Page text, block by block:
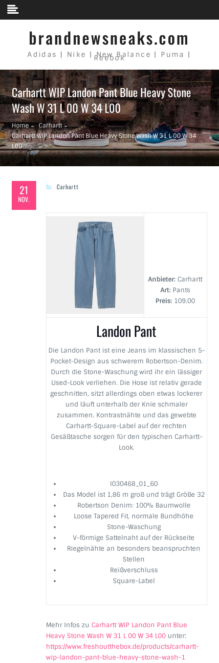
Skip to content
brandnewsneaks.com
Adidas | Nike | New Balance | Puma |
Reebok
Carhartt WIP Landon Pant Blue Heavy Stone
Wash W 31 L 00 W 34 L00
Home
Carhartt
Carhartt WIP Landon Pant Blue Heavy Stone Wash W 31 L 00 W 34
L00
21
NOV.
Carhartt
Anbieter: Carhartt
Art: Pants
Preis: 109.00
Landon Pant
Die Landon Pant ist eine Jeans im klassischen 5-
Pocket-Design aus schwerem Robertson-Denim.
Durch die Stone-Waschung wird ihr ein lässiger
Used-Look verliehen. Die Hose ist relativ gerade
geschnitten, sitzt allerdings oben etwas lockerer
und läuft unterhalb der Knie schmaler
zusammen. Kontrastnähte und das gewebte
Carhartt-Square-Label auf der rechten
Gesäßtasche sorgen für den typischen Carhartt-
Look.
I030468_01_60
Das Model ist 1,86 m groß und trägt Größe 32
Robertson Denim: 100% Baumwolle
Loose Tapered Fit, normale Bundhöhe
Stone-Waschung
V-förmige Sattelnaht auf der Rückseite
Riegelnähte an besonders beanspruchten
Stellen
Reißverschluss
Square-Label
Mehr Infos zu Carhartt WIP Landon Pant Blue
Heavy Stone Wash W 31 L 00 W 34 L00 unter:
https://www.freshoutthebox.de/products/carhartt-
wip-landon-pant-blue-heavy-stone-wash-1